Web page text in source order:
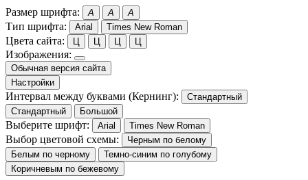
Размер шрифта: A A A
Тип шрифта: Arial Times New Roman
Цвета сайта: Ц Ц Ц Ц
Изображения:
Обычная версия сайта
Настройки
Интервал между буквами (Кернинг):
Стандартный
Стандартный
Большой
Выберите шрифт: Arial Times New Roman
Выбор цветовой схемы:
Черным по белому
Белым по черному
Темно-синим по голубому
Коричневым по бежевому